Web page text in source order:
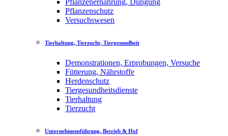
Pflanzenernährung, Düngung
Pflanzenschutz
Versuchswesen
Tierhaltung, Tierzucht, Tiergesundheit
Demonstrationen, Erprobungen, Versuche
Fütterung, Nährstoffe
Herdenschutz
Tiergesundheitsdienste
Tierhaltung
Tierzucht
Unternehmensführung, Betrieb & Hof